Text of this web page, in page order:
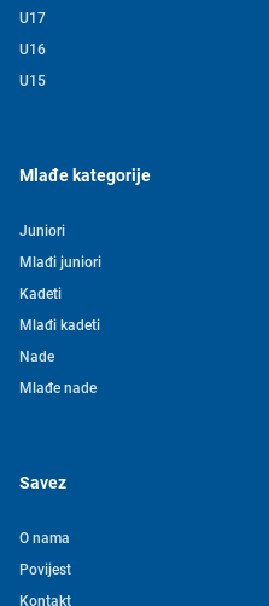
U17
U16
U15
Mlađe kategorije
Juniori
Mlađi juniori
Kadeti
Mlađi kadeti
Nade
Mlađe nade
Savez
O nama
Povijest
Kontakt